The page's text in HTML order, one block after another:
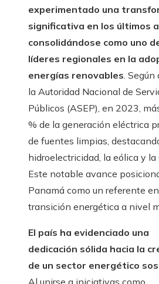
experimentado una
significativa en los últimos
consolidándose como uno
líderes regionales en la
energías renovables. Según
la Autoridad Nacional de
Públicos (ASEP), en 2023,
% de la generación eléctrica
de fuentes limpias,
hidroelectricidad, la eólica y la
Este notable avance
Panamá como un referente
transición energética a nivel
El país ha evidenciado una
dedicación sólida hacia la
de un sector energético